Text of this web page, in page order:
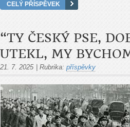
CELÝ PŘÍSPĚVEK
“TY ČESKÝ PSE,
UTEKL, MY
21. 7. 2025 Rubrika: příspěvky